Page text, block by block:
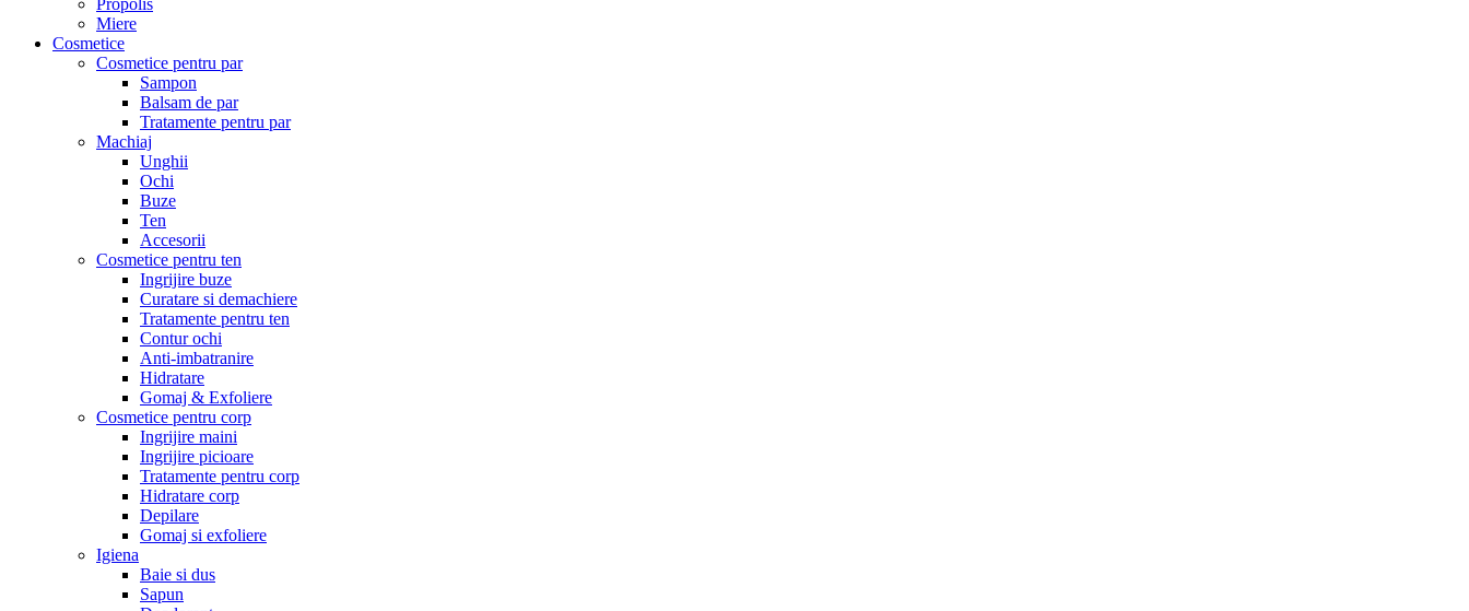
Propolis
Miere
Cosmetice
Cosmetice pentru par
Sampon
Balsam de par
Tratamente pentru par
Machiaj
Unghii
Ochi
Buze
Ten
Accesorii
Cosmetice pentru ten
Ingrijire buze
Curatare si demachiere
Tratamente pentru ten
Contur ochi
Anti-imbatranire
Hidratare
Gomaj & Exfoliere
Cosmetice pentru corp
Ingrijire maini
Ingrijire picioare
Tratamente pentru corp
Hidratare corp
Depilare
Gomaj si exfoliere
Igiena
Baie si dus
Sapun